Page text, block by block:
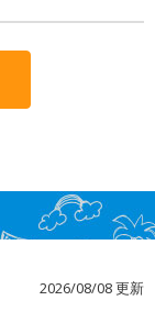
2026/08/08 更新